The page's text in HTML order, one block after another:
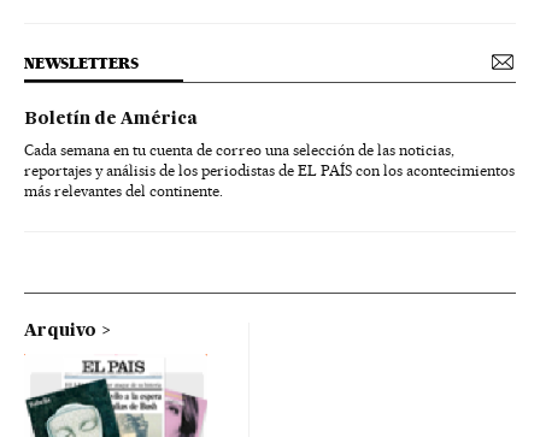
NEWSLETTERS
Boletín de América
Cada semana en tu cuenta de correo una selección de las noticias,
reportajes y análisis de los periodistas de EL PAÍS con los acontecimientos
más relevantes del continente.
Arquivo